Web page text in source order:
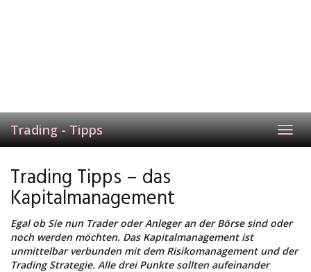
Trading - Tipps
Trading Tipps – das
Kapitalmanagement
Egal ob Sie nun Trader oder Anleger an der Börse sind oder
noch werden möchten. Das Kapitalmanagement ist
unmittelbar verbunden mit dem Risikomanagement und der
Trading Strategie. Alle drei Punkte sollten aufeinander